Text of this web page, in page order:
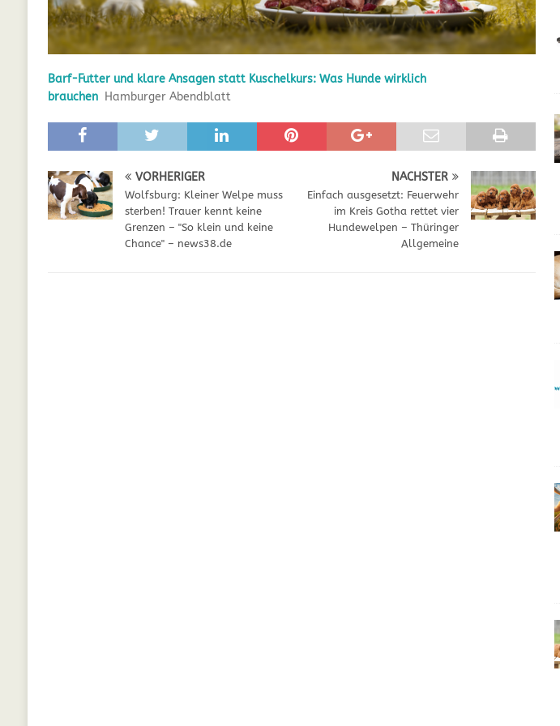
GESUNDHEIT
[ Juli 5, 2025 ] Der Wössinger Hundeverein frönt dem Hoopers-Sport – Badische
[ Juli 5, 2025 ] Unter Kritik: Prinzessin Kate und Prinz William müssen sich für ihre
[ September 29, 2021 ] Kalzium für Hunde – Knochen oder Eierschalen? DIES UND
Barf-Futter und klare Ansagen statt Kuschelkurs: Was Hunde wirklich
brauchen Hamburger Abendblatt
VORHERIGER
Wolfsburg: Kleiner Welpe muss
sterben! Trauer kennt keine
Grenzen – "So klein und keine
Chance" – news38.de
NÄCHSTER
Einfach ausgesetzt: Feuerwehr
im Kreis Gotha rettet vier
Hundewelpen – Thüringer
Allgemeine